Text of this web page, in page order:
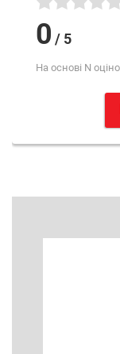
0 / 5
На основі N